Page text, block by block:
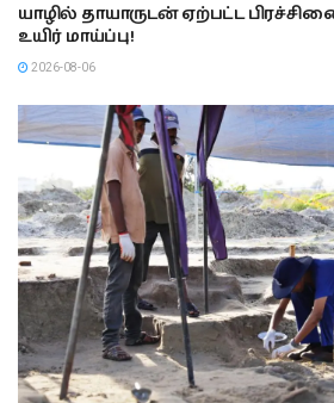
யாழில் தாயாருடன் ஏற்பட்ட
உயிர் மாய்ப்பு!
2026-08-06